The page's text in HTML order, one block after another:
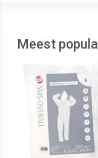
Meest